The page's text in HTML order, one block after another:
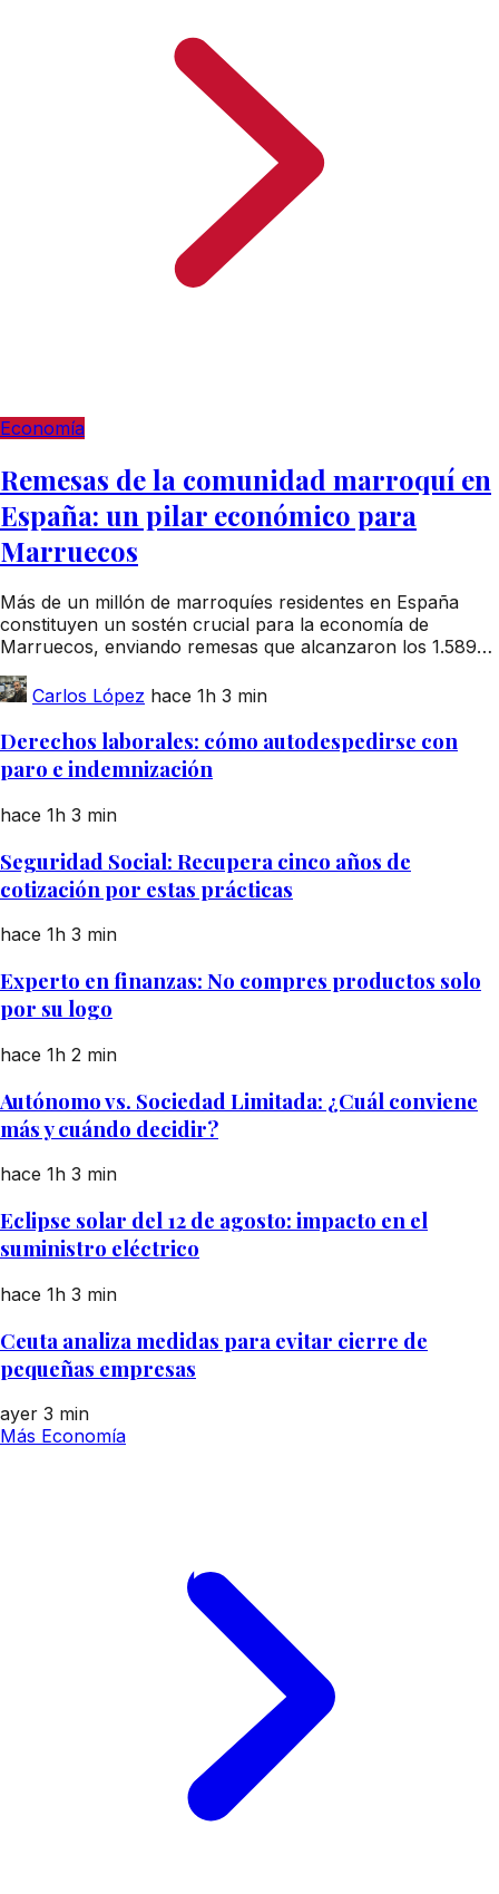
Economía
Remesas de la comunidad marroquí en
España: un pilar económico para
Marruecos
Más de un millón de marroquíes residentes en España
constituyen un sostén crucial para la economía de
Marruecos, enviando remesas que alcanzaron los 1.589…
Carlos López hace 1h 3 min
Derechos laborales: cómo autodespedirse con
paro e indemnización
hace 1h 3 min
Seguridad Social: Recupera cinco años de
cotización por estas prácticas
hace 1h 3 min
Experto en finanzas: No compres productos solo
por su logo
hace 1h 2 min
Autónomo vs. Sociedad Limitada: ¿Cuál conviene
más y cuándo decidir?
hace 1h 3 min
Eclipse solar del 12 de agosto: impacto en el
suministro eléctrico
hace 1h 3 min
Ceuta analiza medidas para evitar cierre de
pequeñas empresas
ayer 3 min
Más Economía